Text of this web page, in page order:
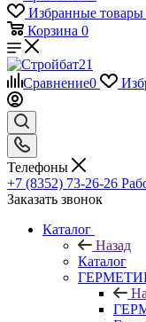
Избранные товары
Корзина 0
Сравнение0
Телефоны
+7 (8352) 73-26-26
Заказать звонок
Каталог
Назад
Каталог